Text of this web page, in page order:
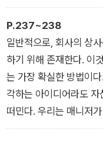
거액을 주고 1명의 ‘록
여러 사례를 통해 나는
트 프로그래머의 가치
10배 정도가 아니었다.
이크로소프트의 이사직
를 가졌을 때, 빌은 그
인용되는 구절이 있다. “
금을 몇 배 더 받는다.
평범한 프로그래머보다
P.237~238
일반적으로, 회사의 상
하기 위해 존재한다. 이
는 가장 확실한 방법이
각하는 아이디어라도
떠민다. 우리는 매니저
어를 알아보지 못해 뒤
릭스에서는 이렇게 말